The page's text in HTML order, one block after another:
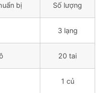
bị Số lượng
3 lạng
20 tai
1 củ